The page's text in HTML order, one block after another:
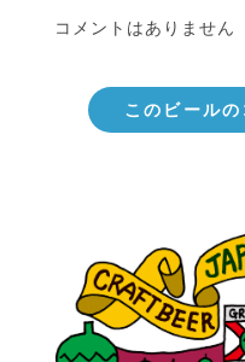
コメントはありません
このビール